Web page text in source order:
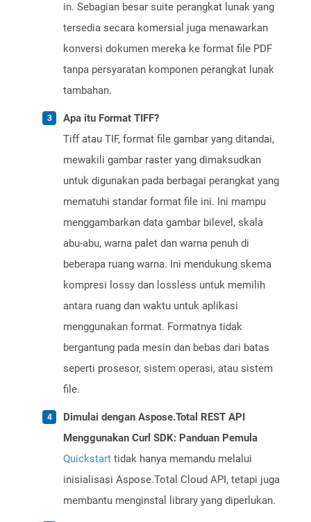
in. Sebagian besar suite perangkat lunak yang
tersedia secara komersial juga menawarkan
konversi dokumen mereka ke format file PDF
tanpa persyaratan komponen perangkat lunak
tambahan.
Apa itu Format TIFF?
Tiff atau TIF, format file gambar yang ditandai,
mewakili gambar raster yang dimaksudkan
untuk digunakan pada berbagai perangkat yang
mematuhi standar format file ini. Ini mampu
menggambarkan data gambar bilevel, skala
abu-abu, warna palet dan warna penuh di
beberapa ruang warna. Ini mendukung skema
kompresi lossy dan lossless untuk memilih
antara ruang dan waktu untuk aplikasi
menggunakan format. Formatnya tidak
bergantung pada mesin dan bebas dari batas
seperti prosesor, sistem operasi, atau sistem
file.
Dimulai dengan Aspose.Total REST API
Menggunakan Curl SDK: Panduan Pemula
Quickstart tidak hanya memandu melalui
inisialisasi Aspose.Total Cloud API, tetapi juga
membantu menginstal library yang diperlukan.